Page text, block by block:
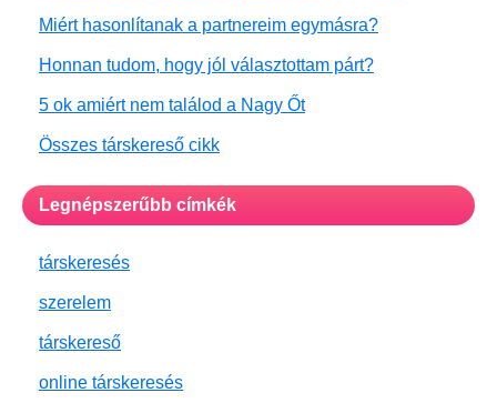
Miért hasonlítanak a partnereim egymásra?
Honnan tudom, hogy jól választottam párt?
5 ok amiért nem találod a Nagy Őt
Összes társkereső cikk
Legnépszerűbb címkék
társkeresés
szerelem
társkereső
online társkeresés